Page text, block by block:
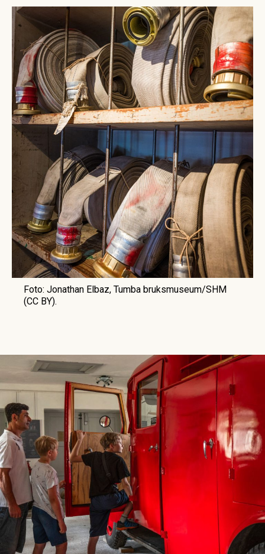
Foto: Jonathan Elbaz, Tumba bruksmuseum/SHM
(CC BY).